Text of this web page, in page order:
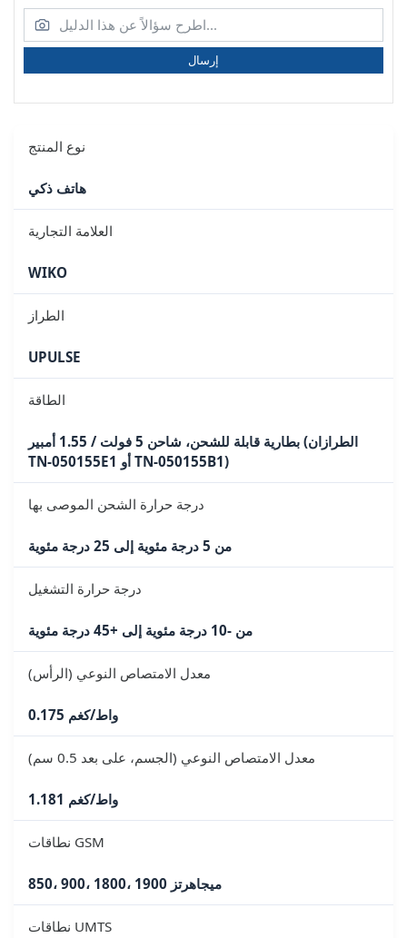
إرسال
نوع المنتج
هاتف ذكي
العلامة التجارية
WIKO
الطراز
UPULSE
الطاقة
بطارية قابلة للشحن، شاحن 5 فولت / 1.55 أمبير (الطرازان
TN-050155E1 أو TN-050155B1)
درجة حرارة الشحن الموصى بها
من 5 درجة مئوية إلى 25 درجة مئوية
درجة حرارة التشغيل
من -10 درجة مئوية إلى +45 درجة مئوية
معدل الامتصاص النوعي (الرأس)
0.175 واط/كغم
معدل الامتصاص النوعي (الجسم، على بعد 0.5 سم)
1.181 واط/كغم
نطاقات GSM
850، 900، 1800، 1900 ميجاهرتز
نطاقات UMTS